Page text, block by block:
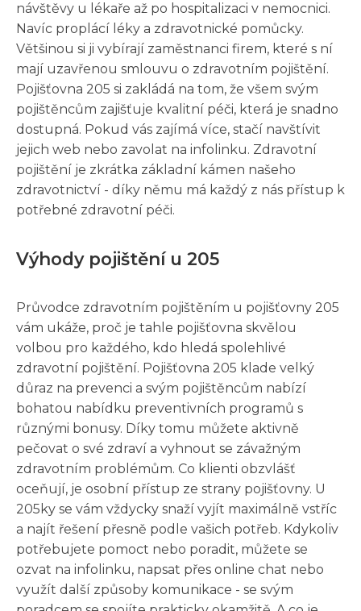
návštěvy u lékaře až po hospitalizaci v nemocnici.
Navíc proplácí léky a zdravotnické pomůcky.
Většinou si ji vybírají zaměstnanci firem, které s ní
mají uzavřenou smlouvu o zdravotním pojištění.
Pojišťovna 205 si zakládá na tom, že všem svým
pojištěncům zajišťuje kvalitní péči, která je snadno
dostupná. Pokud vás zajímá více, stačí navštívit
jejich web nebo zavolat na infolinku. Zdravotní
pojištění je zkrátka základní kámen našeho
zdravotnictví - díky němu má každý z nás přístup k
potřebné zdravotní péči.
Výhody pojištění u 205
Průvodce zdravotním pojištěním u pojišťovny 205
vám ukáže, proč je tahle pojišťovna skvělou
volbou pro každého, kdo hledá spolehlivé
zdravotní pojištění. Pojišťovna 205 klade velký
důraz na prevenci a svým pojištěncům nabízí
bohatou nabídku preventivních programů s
různými bonusy. Díky tomu můžete aktivně
pečovat o své zdraví a vyhnout se závažným
zdravotním problémům. Co klienti obzvlášť
oceňují, je osobní přístup ze strany pojišťovny. U
205ky se vám vždycky snaží vyjít maximálně vstříc
a najít řešení přesně podle vašich potřeb. Kdykoliv
potřebujete pomoct nebo poradit, můžete se
ozvat na infolinku, napsat přes online chat nebo
využít další způsoby komunikace - se svým